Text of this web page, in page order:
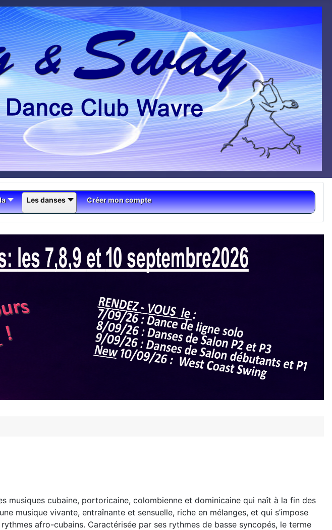
Les danses Créer mon compte
musiques cubaine, portoricaine, colombienne et dominicaine qui naît à la fin des
musique vivante, entraînante et sensuelle, riche en mélanges, et qui s’impose
afro-cubains. Caractérisée par ses rythmes de basse syncopés, le terme